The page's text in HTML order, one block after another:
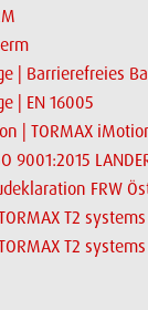
| Barrierefreies
| EN 16005
| TORMAX
9001:2015
FRW
T2
T2